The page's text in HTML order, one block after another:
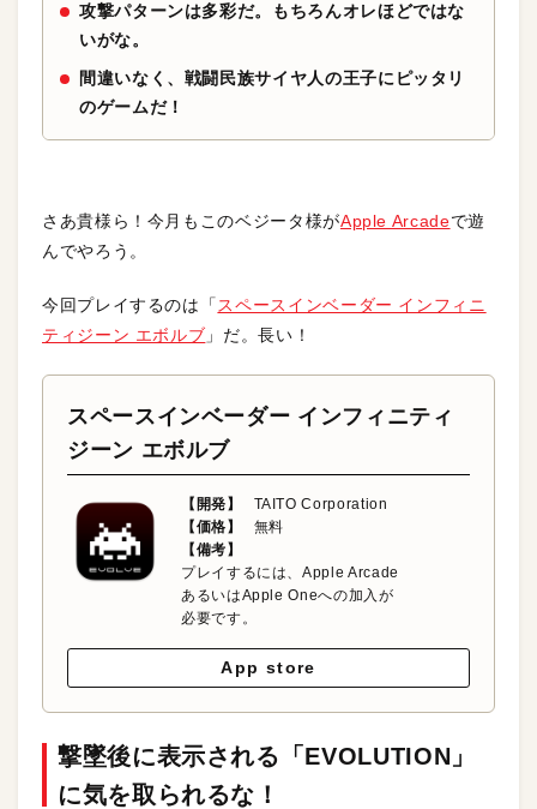
攻撃パターンは多彩だ。もちろんオレほどではな
いがな。
間違いなく、戦闘民族サイヤ人の王子にピッタリ
のゲームだ！
さあ貴様ら！今月もこのベジータ様がApple Arcadeで遊
んでやろう。
今回プレイするのは「 スペースインベーダー インフィニ
ティジーン エボルブ 」だ。長い！
スペースインベーダー インフィニティ
ジーン エボルブ
【開発】
TAITO Corporation
【価格】
無料
【備考】
プレイするには、Apple Arcade
あるいはApple Oneへの加入が
必要です。
App store
撃墜後に表示される「EVOLUTION」
に気を取られるな！